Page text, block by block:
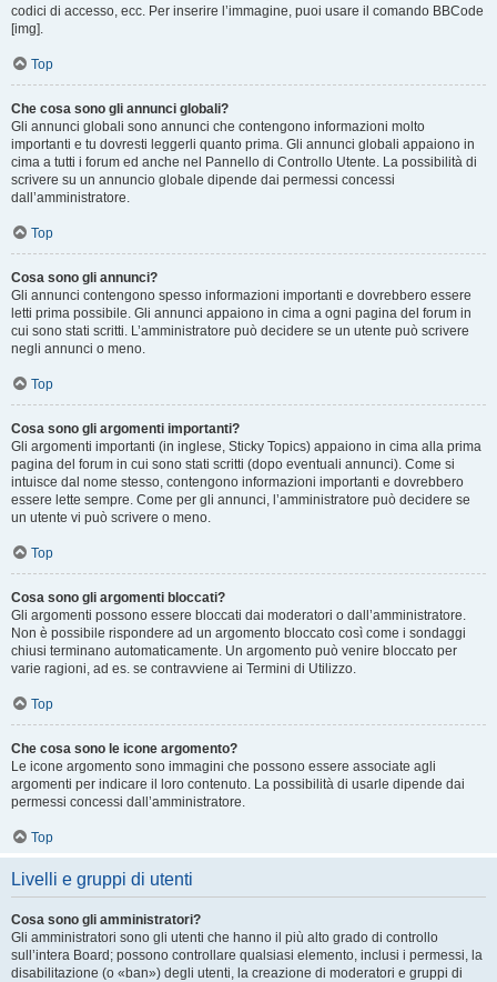
codici di accesso, ecc. Per inserire l’immagine, puoi usare il comando BBCode
[img].
Top
Che cosa sono gli annunci globali?
Gli annunci globali sono annunci che contengono informazioni molto
importanti e tu dovresti leggerli quanto prima. Gli annunci globali appaiono in
cima a tutti i forum ed anche nel Pannello di Controllo Utente. La possibilità di
scrivere su un annuncio globale dipende dai permessi concessi
dall’amministratore.
Top
Cosa sono gli annunci?
Gli annunci contengono spesso informazioni importanti e dovrebbero essere
letti prima possibile. Gli annunci appaiono in cima a ogni pagina del forum in
cui sono stati scritti. L’amministratore può decidere se un utente può scrivere
negli annunci o meno.
Top
Cosa sono gli argomenti importanti?
Gli argomenti importanti (in inglese, Sticky Topics) appaiono in cima alla prima
pagina del forum in cui sono stati scritti (dopo eventuali annunci). Come si
intuisce dal nome stesso, contengono informazioni importanti e dovrebbero
essere lette sempre. Come per gli annunci, l’amministratore può decidere se
un utente vi può scrivere o meno.
Top
Cosa sono gli argomenti bloccati?
Gli argomenti possono essere bloccati dai moderatori o dall’amministratore.
Non è possibile rispondere ad un argomento bloccato così come i sondaggi
chiusi terminano automaticamente. Un argomento può venire bloccato per
varie ragioni, ad es. se contravviene ai Termini di Utilizzo.
Top
Che cosa sono le icone argomento?
Le icone argomento sono immagini che possono essere associate agli
argomenti per indicare il loro contenuto. La possibilità di usarle dipende dai
permessi concessi dall’amministratore.
Top
Livelli e gruppi di utenti
Cosa sono gli amministratori?
Gli amministratori sono gli utenti che hanno il più alto grado di controllo
sull’intera Board; possono controllare qualsiasi elemento, inclusi i permessi, la
disabilitazione (o «ban») degli utenti, la creazione di moderatori e gruppi di